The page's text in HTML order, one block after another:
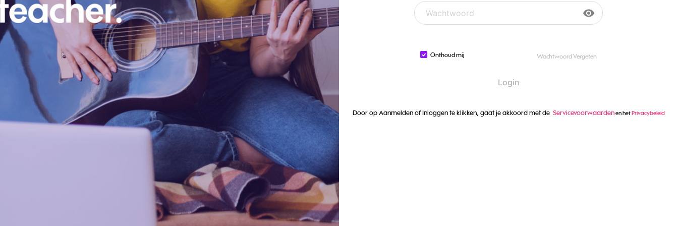
visibility
Onthoud mij Wachtwoord Vergeten
Login
Door op Aanmelden of Inloggen te klikken, gaat je akkoord met de Servicevoorwaardenen hetPrivacybeleid